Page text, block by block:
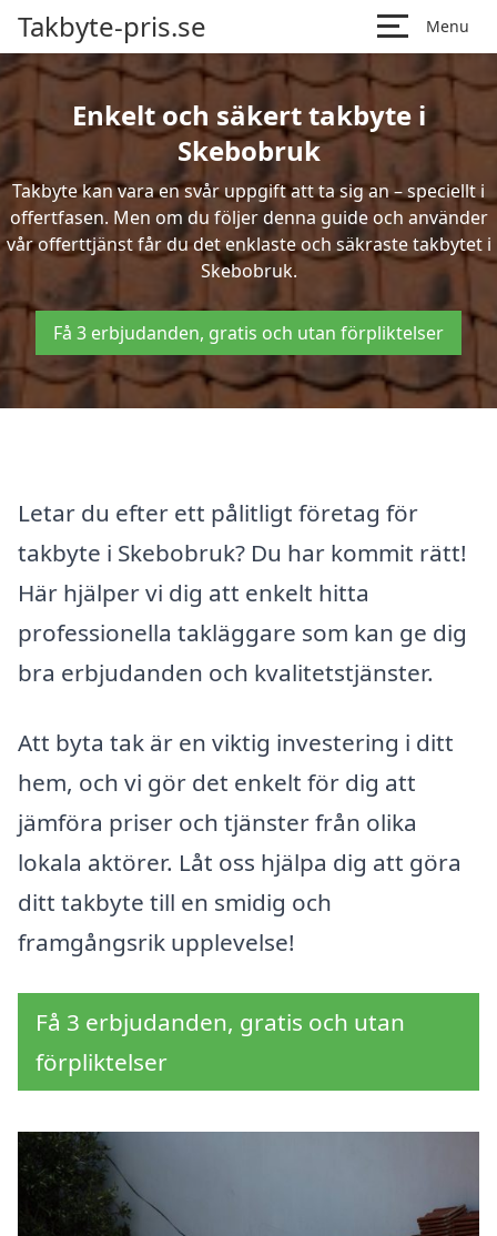
Takbyte-pris.se Menu
Enkelt och säkert takbyte i
Skebobruk
Takbyte kan vara en svår uppgift att ta sig an – speciellt i
offertfasen. Men om du följer denna guide och använder
vår offerttjänst får du det enklaste och säkraste takbytet i
Skebobruk.
Få 3 erbjudanden, gratis och utan förpliktelser
Letar du efter ett pålitligt företag för
takbyte i Skebobruk? Du har kommit rätt!
Här hjälper vi dig att enkelt hitta
professionella takläggare som kan ge dig
bra erbjudanden och kvalitetstjänster.
Att byta tak är en viktig investering i ditt
hem, och vi gör det enkelt för dig att
jämföra priser och tjänster från olika
lokala aktörer. Låt oss hjälpa dig att göra
ditt takbyte till en smidig och
framgångsrik upplevelse!
Få 3 erbjudanden, gratis och utan
förpliktelser